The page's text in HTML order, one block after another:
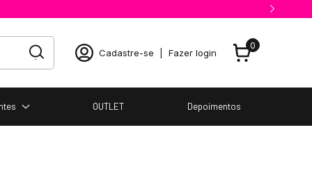
Cadastre-se Fazer login
0
OUTLET Depoimentos